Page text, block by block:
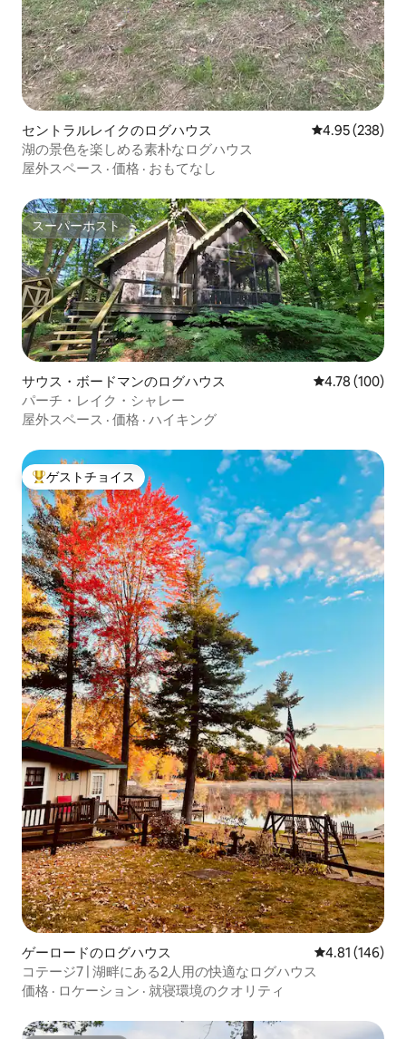
セントラルレイクのログハウス レビュー238
4.95 (238)
湖の景色を楽しめる素朴なログハウス
屋外スペース · 価格 · おもてなし
スーパーホスト
スーパーホスト
サウス・ボードマンのログハウス レビュー100
4.78 (100)
パーチ・レイク・シャレー
屋外スペース · 価格 · ハイキング
大好評のゲストチョイスです。
ゲストチョイス
ゲーロードのログハウス レビュー146
4.81 (146)
コテージ7 | 湖畔にある2人用の快適なログハウス
価格 · ロケーション · 就寝環境のクオリティ